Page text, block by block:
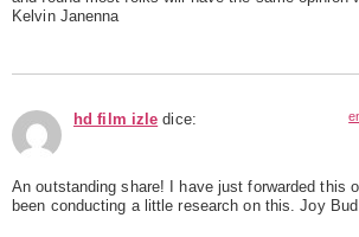
Kelvin Janenna
hd film izle dice:
An outstanding share! I have just forwarded this
been conducting a little research on this. Joy